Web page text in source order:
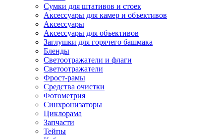
Сумки для штативов и стоек
Аксессуары для камер и объективов
Аксессуары
Аксессуары для объективов
Заглушки для горячего башмака
Бленды
Светоотражатели и флаги
Светоотражатели
Фрост-рамы
Средства очистки
Фотометрия
Синхронизаторы
Циклорама
Запчасти
Тейпы